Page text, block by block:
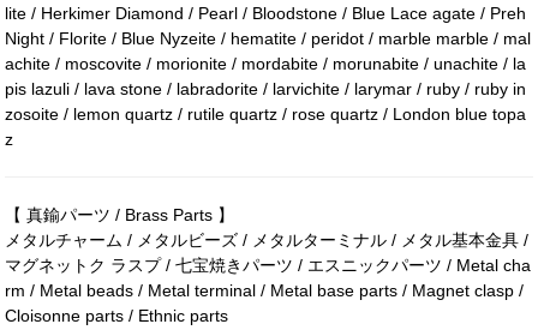
lite / Herkimer Diamond / Pearl / Bloodstone / Blue Lace agate / Preh
Night / Florite / Blue Nyzeite / hematite / peridot / marble marble / mal
achite / moscovite / morionite / mordabite / morunabite / unachite / la
pis lazuli / lava stone / labradorite / larvichite / larymar / ruby / ruby in
zosoite / lemon quartz / rutile quartz / rose quartz / London blue topa
z
【 真鍮パーツ / Brass Parts 】
メタルチャーム / メタルビーズ / メタルターミナル / メタル基本金具 /
マグネットク ラスプ / 七宝焼きパーツ / エスニックパーツ / Metal cha
rm / Metal beads / Metal terminal / Metal base parts / Magnet clasp /
Cloisonne parts / Ethnic parts